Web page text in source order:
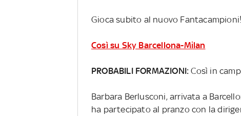
Gioca subito al nuovo Fantacampioni!
Così su Sky Barcellona-Milan
PROBABILI FORMAZIONI: Così in
Barbara Berlusconi, arrivata a
ha partecipato al pranzo con la